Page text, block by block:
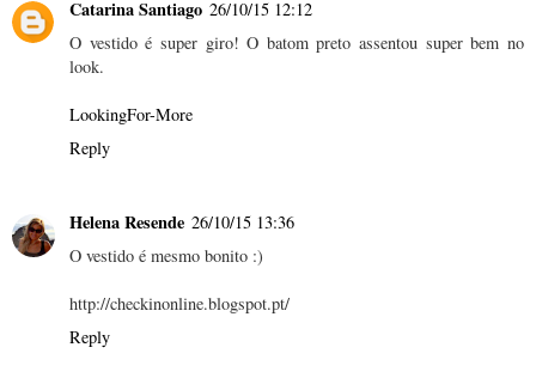
Catarina Santiago 26/10/15 12:12
O vestido é super giro! O batom preto assentou super bem no
look.
LookingFor-More
Reply
Helena Resende 26/10/15 13:36
O vestido é mesmo bonito :)
http://checkinonline.blogspot.pt/
Reply